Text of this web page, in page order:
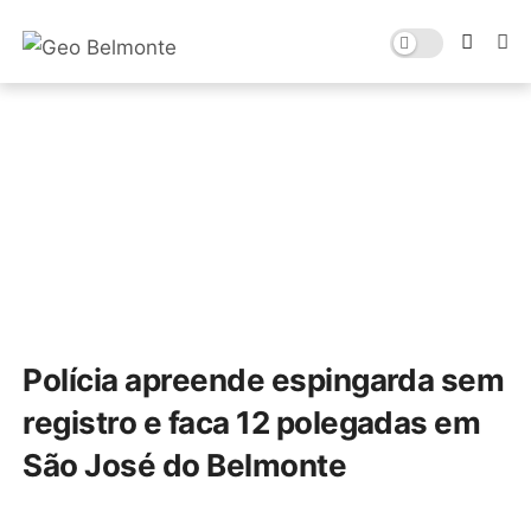
Polícia apreende espingarda sem
registro e faca 12 polegadas em
São José do Belmonte